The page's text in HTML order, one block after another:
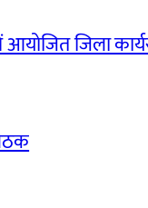
जिला